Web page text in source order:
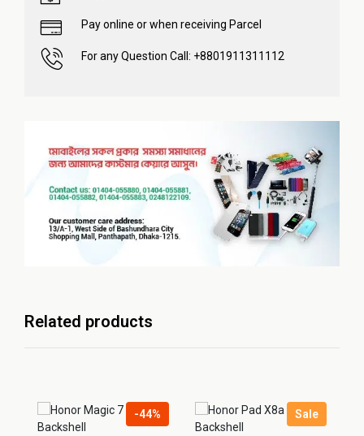
Pay online or when receiving Parcel
For any Question Call: +8801911311112
Related products
-44% Sale